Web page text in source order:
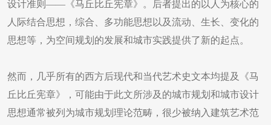
设计准则——《马丘比丘宪章》。后者提出的以人为核心的
人际结合思想，综合、多功能思想以及流动、生长、变化的
思想等，为空间规划的发展和城市实践提供了新的起点。
然而，几乎所有的西方后现代和当代艺术史文本均提及《马
丘比丘宪章》，可能由于此文所涉及的城市规划和城市设计
思想通常被列为城市规划理论范畴，很少被纳入建筑艺术范